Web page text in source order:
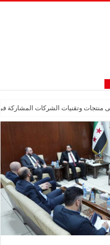
وتقنيات الشركات المشاركة في